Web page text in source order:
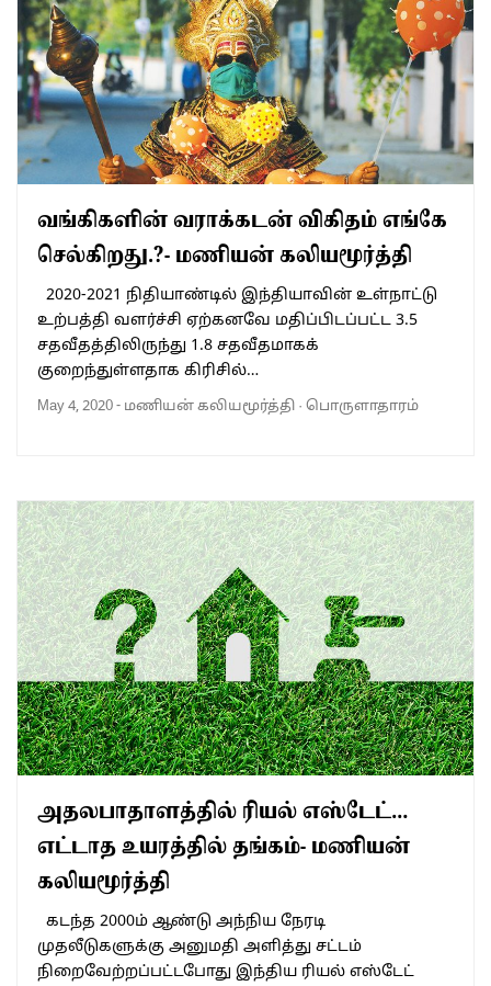
வங்கிகளின் வராக்கடன் விகிதம் எங்கே
செல்கிறது.?- மணியன் கலியமூர்த்தி
2020-2021 நிதியாண்டில் இந்தியாவின் உள்நாட்டு
உற்பத்தி வளர்ச்சி ஏற்கனவே மதிப்பிடப்பட்ட 3.5
சதவீதத்திலிருந்து 1.8 சதவீதமாகக்
குறைந்துள்ளதாக கிரிசில்…
May 4, 2020- மணியன் கலியமூர்த்தி · பொருளாதாரம்
அதலபாதாளத்தில் ரியல் எஸ்டேட்…
எட்டாத உயரத்தில் தங்கம்- மணியன்
கலியமூர்த்தி
கடந்த 2000ம் ஆண்டு அந்நிய நேரடி
முதலீடுகளுக்கு அனுமதி அளித்து சட்டம்
நிறைவேற்றப்பட்டபோது இந்திய ரியல் எஸ்டேட்